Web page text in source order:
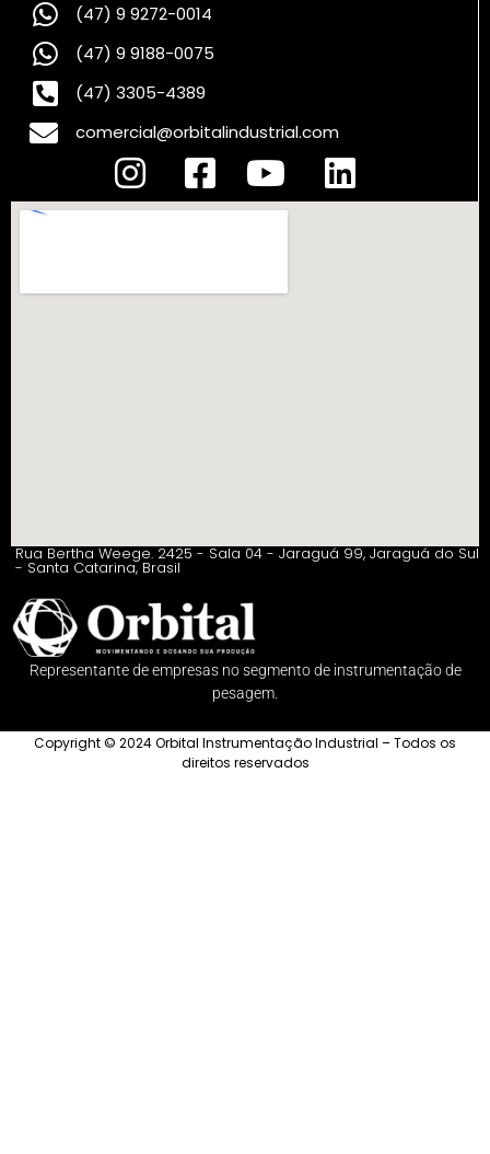
(47) 9 9272-0014
(47) 9 9188-0075
(47) 3305-4389
comercial@orbitalindustrial.com
Rua Bertha Weege. 2425 - Sala 04 - Jaraguá 99, Jaraguá do Sul
- Santa Catarina, Brasil
Representante de empresas no segmento de instrumentação de
pesagem.
Copyright © 2024 Orbital Instrumentação Industrial – Todos os
direitos reservados